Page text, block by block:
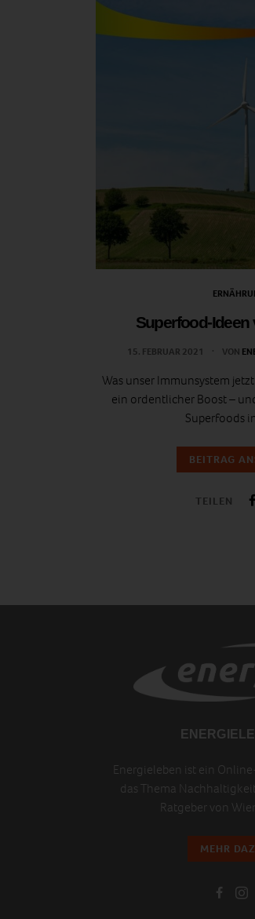
Superfood-Ideen
15. FEBRUAR 2021 VON
Was unser Immunsystem
ein ordentlicher Boost –
Superfoods
BEITRAG
TEILEN
Energieleben ist ein
das Thema
Ratgeber von
MEHR